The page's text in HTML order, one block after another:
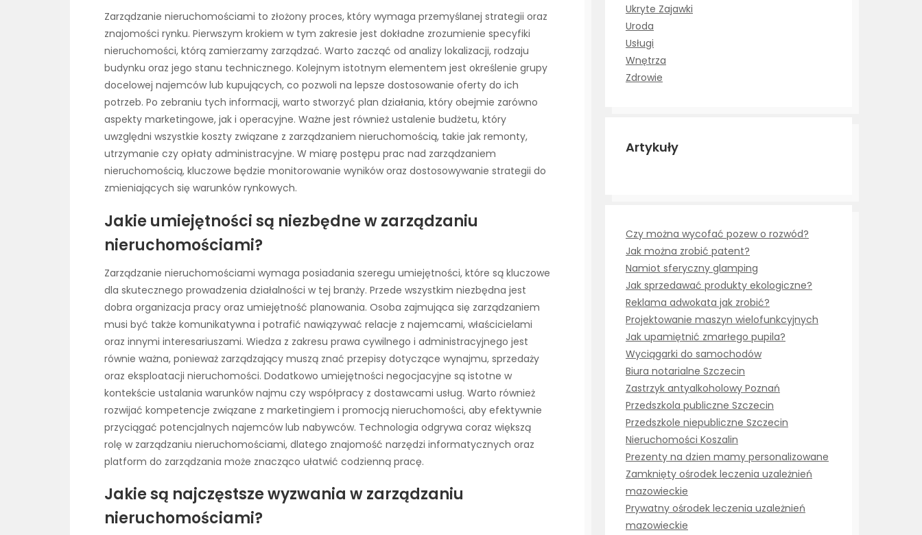
Zarządzanie nieruchomościami to złożony proces, który wymaga przemyślanej strategii oraz
znajomości rynku. Pierwszym krokiem w tym zakresie jest dokładne zrozumienie specyfiki
nieruchomości, którą zamierzamy zarządzać. Warto zacząć od analizy lokalizacji, rodzaju
budynku oraz jego stanu technicznego. Kolejnym istotnym elementem jest określenie grupy
docelowej najemców lub kupujących, co pozwoli na lepsze dostosowanie oferty do ich
potrzeb. Po zebraniu tych informacji, warto stworzyć plan działania, który obejmie zarówno
aspekty marketingowe, jak i operacyjne. Ważne jest również ustalenie budżetu, który
uwzględni wszystkie koszty związane z zarządzaniem nieruchomością, takie jak remonty,
utrzymanie czy opłaty administracyjne. W miarę postępu prac nad zarządzaniem
nieruchomością, kluczowe będzie monitorowanie wyników oraz dostosowywanie strategii do
zmieniających się warunków rynkowych.
Jakie umiejętności są niezbędne w zarządzaniu
nieruchomościami?
Zarządzanie nieruchomościami wymaga posiadania szeregu umiejętności, które są kluczowe
dla skutecznego prowadzenia działalności w tej branży. Przede wszystkim niezbędna jest
dobra organizacja pracy oraz umiejętność planowania. Osoba zajmująca się zarządzaniem
musi być także komunikatywna i potrafić nawiązywać relacje z najemcami, właścicielami
oraz innymi interesariuszami. Wiedza z zakresu prawa cywilnego i administracyjnego jest
równie ważna, ponieważ zarządzający muszą znać przepisy dotyczące wynajmu, sprzedaży
oraz eksploatacji nieruchomości. Dodatkowo umiejętności negocjacyjne są istotne w
kontekście ustalania warunków najmu czy współpracy z dostawcami usług. Warto również
rozwijać kompetencje związane z marketingiem i promocją nieruchomości, aby efektywnie
przyciągać potencjalnych najemców lub nabywców. Technologia odgrywa coraz większą
rolę w zarządzaniu nieruchomościami, dlatego znajomość narzędzi informatycznych oraz
platform do zarządzania może znacząco ułatwić codzienną pracę.
Jakie są najczęstsze wyzwania w zarządzaniu
nieruchomościami?
Ukryte Zajawki
Uroda
Usługi
Wnętrza
Zdrowie
Artykuły
Czy można wycofać pozew o rozwód?
Jak można zrobić patent?
Namiot sferyczny glamping
Jak sprzedawać produkty ekologiczne?
Reklama adwokata jak zrobić?
Projektowanie maszyn wielofunkcyjnych
Jak upamiętnić zmarłego pupila?
Wyciągarki do samochodów
Biura notarialne Szczecin
Zastrzyk antyalkoholowy Poznań
Przedszkola publiczne Szczecin
Przedszkole niepubliczne Szczecin
Nieruchomości Koszalin
Prezenty na dzien mamy personalizowane
Zamknięty ośrodek leczenia uzależnień
mazowieckie
Prywatny ośrodek leczenia uzależnień
mazowieckie